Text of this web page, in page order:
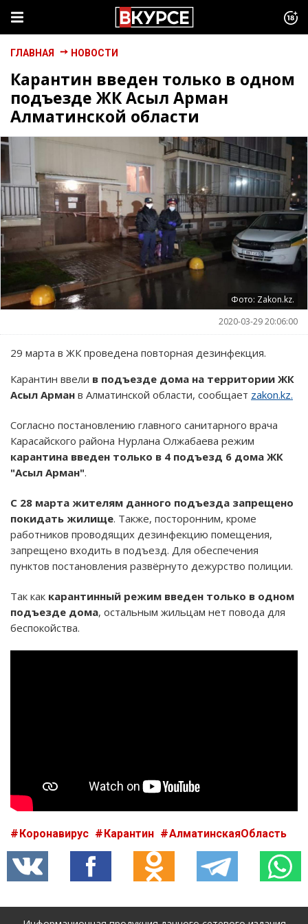
ГЛАВНАЯ НОВОСТИ
Карантин введен только в одном
подъезде ЖК Асыл Арман
Алматинской области
Фото: Zakon.kz.
2020-03-29 20:06:00
29 марта в ЖК проведена повторная дезинфекция.
Карантин ввели в подъезде дома на территории ЖК
Асыл Арман в Алматинской области, сообщает zakon.kz.
Согласно постановлению главного санитарного врача
Карасайского района Нурлана Олжабаева режим
карантина введен только в 4 подъезд 6 дома ЖК
"Асыл Арман".
С 28 марта жителям данного подъезда запрещено
покидать жилище. Также, посторонним, кроме
работников проводящих дезинфекцию помещения,
запрещено входить в подъезд. Для обеспечения
пунктов постановления развёрнуто дежурство полиции.
Так как карантинный режим введен только в одном
подъезде дома, остальным жильцам нет повода для
беспокойства.
Коронавирус Карантин АлматинскаяОбласть